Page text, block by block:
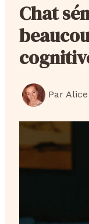
Chat
Par Alice